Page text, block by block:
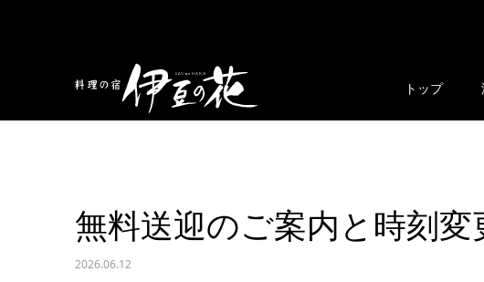
トップ
お知らせ 無料送迎のご案内と時刻変更のお知らせ
無料送迎のご案内と時刻
2026.06.12